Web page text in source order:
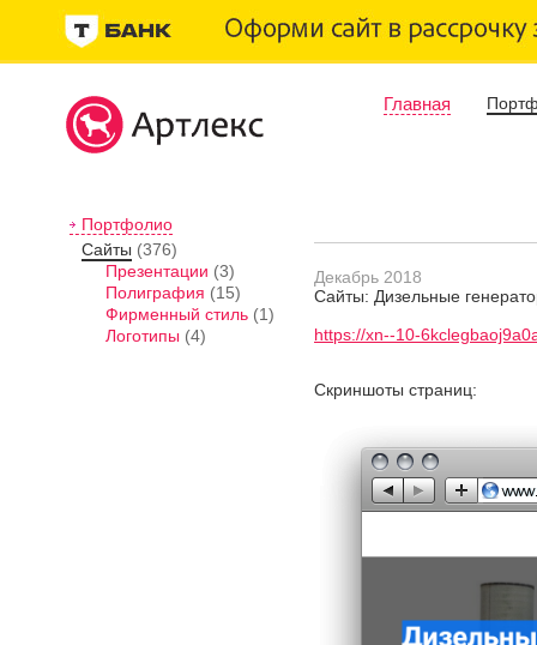
Главная
Портфолио
Сайты (376)
Презентации (3)
Полиграфия (15)
Фирменный стиль (1)
Логотипы (4)
Декабрь 2018
Сайты: Дизельные
https://xn--10-
Скриншоты страниц: